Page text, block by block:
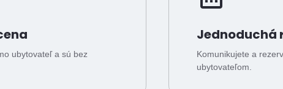
ubytovateľ a sú bez
Jednoduchá
Komunikujete a
ubytovateľom.